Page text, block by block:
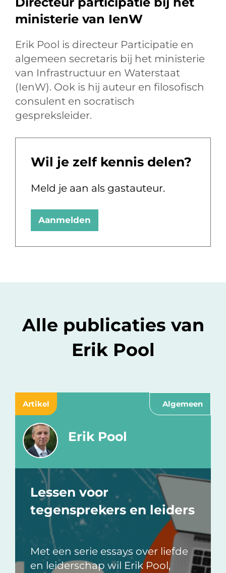
ministerie van IenW
Erik Pool is directeur Participatie en
algemeen secretaris bij het ministerie
van Infrastructuur en Waterstaat
(IenW). Ook is hij auteur en filosofisch
consulent en socratisch
gespreksleider.
Wil je zelf kennis delen?
Meld je aan als gastauteur.
Aanmelden
Alle publicaties van
Erik Pool
Artikel Algemeen
Erik Pool
Lessen voor
tegensprekers en leiders
Met een serie essays over liefde
en leiderschap wil Erik Pool,